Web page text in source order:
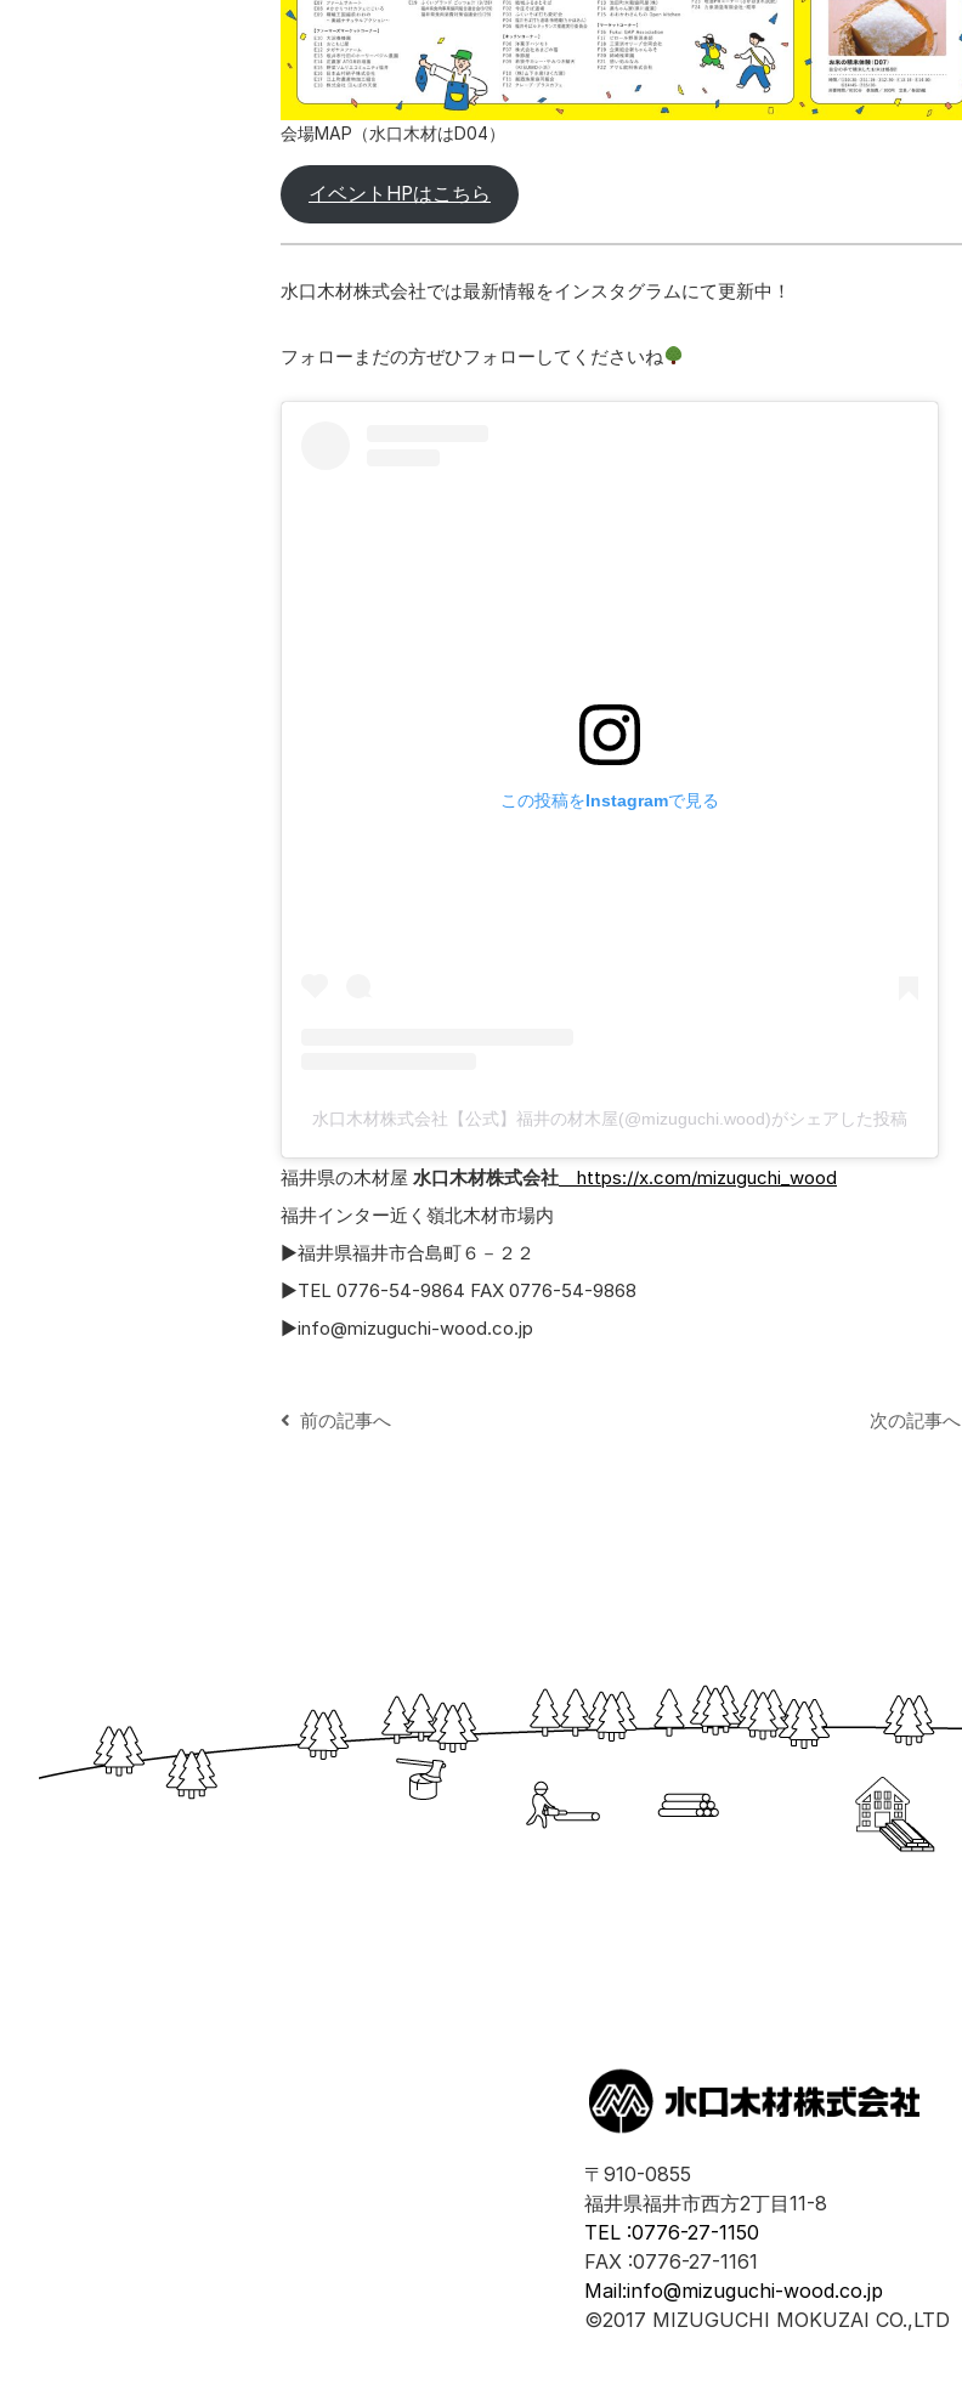
会場MAP（水口木材はD04）
イベントHPはこちら
水口木材株式会社では最新情報をインスタグラムにて更新中！
フォローまだの方ぜひフォローしてくださいね
この投稿をInstagramで見る
水口木材株式会社【公式】福井の材木屋(@mizuguchi.wood)がシェアした投稿
福井県の木材屋 水口木材株式会社
https://x.com/mizuguchi_wood
福井インター近く嶺北木材市場内
▶福井県福井市合島町６－２２
▶TEL 0776-54-9864 FAX 0776-54-9868
▶info@mizuguchi-wood.co.jp
前の記事へ 次の記事へ
〒910-0855
福井県福井市西方2丁目11-8
TEL :0776-27-1150
FAX :0776-27-1161
Mail:info@mizuguchi-wood.co.jp
©2017 MIZUGUCHI MOKUZAI CO.,LTD